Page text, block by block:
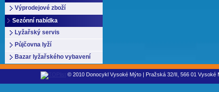
Výprodejové zboží
Sezónní nabídka
Lyžařský servis
Půjčovna lyží
Bazar lyžařského vybavení
© 2010 Donocykl Vysoké Mýto | Pražská 32/II, 566 01 Vysoké